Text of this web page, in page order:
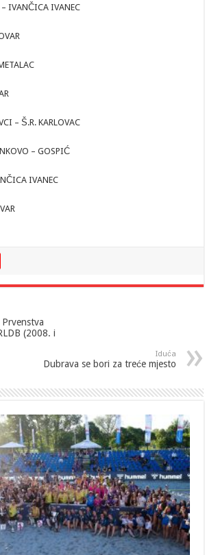
IVANČICA IVANEC
– Š.R. KARLOVAC
– GOSPIĆ
IVANEC
(2008. i
Iduća
Dubrava se bori za treće mjesto